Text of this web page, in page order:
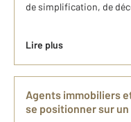
de simplification, de
Lire plus
Agents immobiliers
se positionner sur